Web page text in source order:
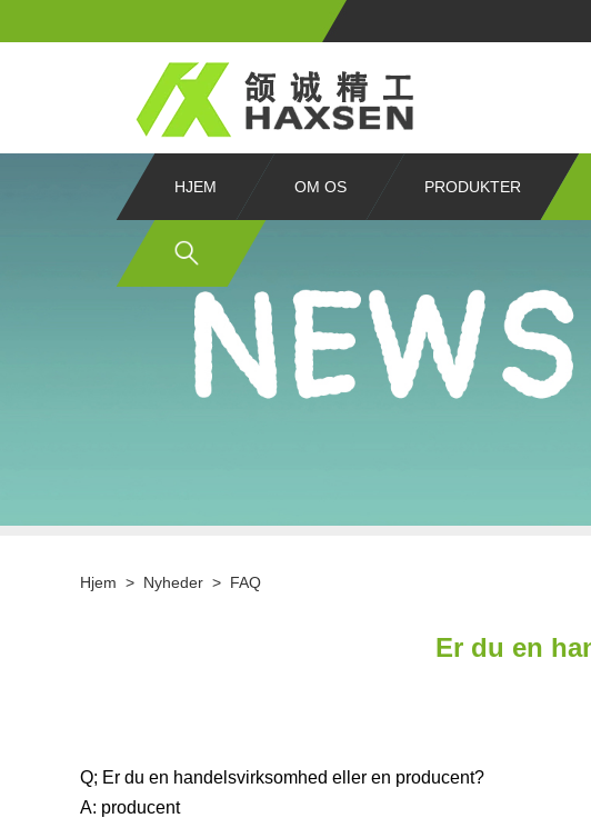
HJEM OM OS PRODUKTER
Hjem > Nyheder > FAQ
Er du en
Q; Er du en handelsvirksomhed eller en producent?
A: producent